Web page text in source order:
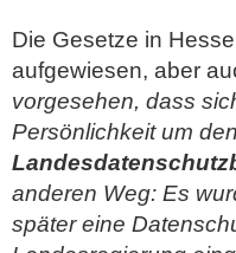
Die Gesetze in
aufgewiesen, aber
vorgesehen, dass
Persönlichkeit um
anderen Weg: Es
später eine